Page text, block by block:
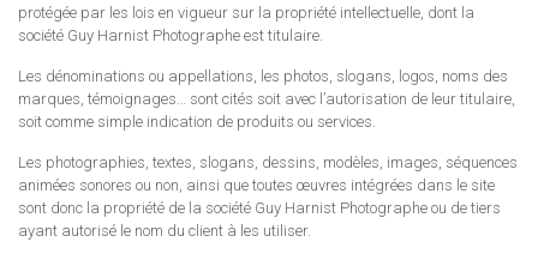
protégée par les lois en vigueur sur la propriété intellectuelle, dont la
société Guy Harnist Photographe est titulaire.
Les dénominations ou appellations, les photos, slogans, logos, noms des
marques, témoignages… sont cités soit avec l’autorisation de leur titulaire,
soit comme simple indication de produits ou services.
Les photographies, textes, slogans, dessins, modèles, images, séquences
animées sonores ou non, ainsi que toutes œuvres intégrées dans le site
sont donc la propriété de la société Guy Harnist Photographe ou de tiers
ayant autorisé le nom du client à les utiliser.